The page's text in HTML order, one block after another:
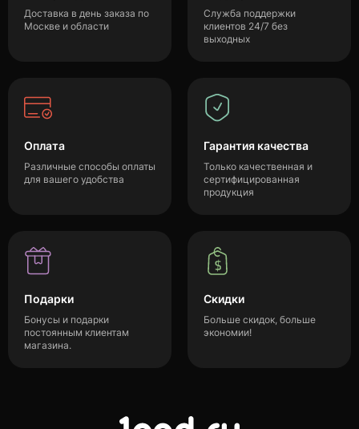
Доставка в день заказа по
Москве и области
Служба поддержки
клиентов 24/7 без
выходных
Оплата
Различные способы оплаты
для вашего удобства
Гарантия качества
Только качественная и
сертифицированная
продукция
Подарки
Бонусы и подарки
постоянным клиентам
магазина.
Скидки
Больше скидок, больше
экономии!